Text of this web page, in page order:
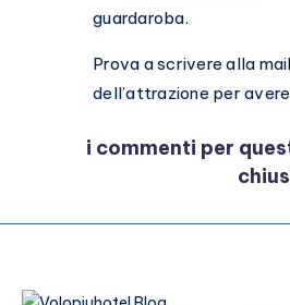
guardaroba.
Prova a scrivere alla
dell’attrazione per
i commenti per